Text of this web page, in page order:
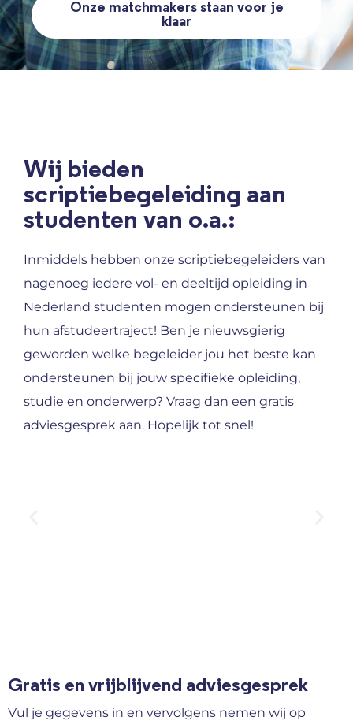
Onze matchmakers staan voor je
klaar
Wij bieden
scriptiebegeleiding aan
studenten van o.a.:
Inmiddels hebben onze scriptiebegeleiders van
nagenoeg iedere vol- en deeltijd opleiding in
Nederland studenten mogen ondersteunen bij
hun afstudeertraject! Ben je nieuwsgierig
geworden welke begeleider jou het beste kan
ondersteunen bij jouw specifieke opleiding,
studie en onderwerp? Vraag dan een gratis
adviesgesprek aan. Hopelijk tot snel!
Gratis en vrijblijvend adviesgesprek
Vul je gegevens in en vervolgens nemen wij op